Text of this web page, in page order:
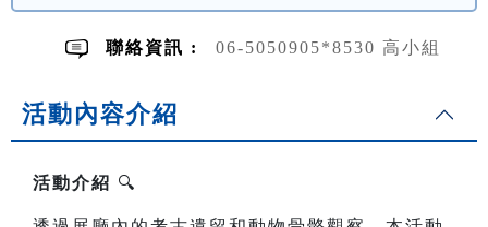
聯絡資訊 : 06-5050905*8530 高小組
活動內容介紹
活動介紹 🔍